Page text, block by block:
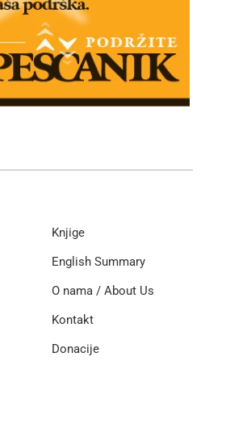
Knjige
English Summary
O nama / About Us
Kontakt
Donacije